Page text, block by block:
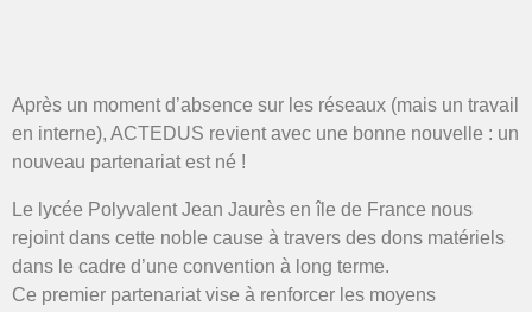
Après un moment d’absence sur les réseaux (mais un travail
en interne), ACTEDUS revient avec une bonne nouvelle : un
nouveau partenariat est né !
Le lycée Polyvalent Jean Jaurès en île de France nous
rejoint dans cette noble cause à travers des dons matériels
dans le cadre d’une convention à long terme.
Ce premier partenariat vise à renforcer les moyens